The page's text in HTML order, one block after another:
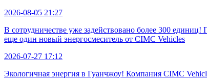
2026-08-05 21:27
В сотрудничестве уже задействовано более 300
еще один новый энергосмеситель от CIMC Vehicles
2026-07-27 17:12
Экологичная энергия в Гуанчжоу! Компания CIMC